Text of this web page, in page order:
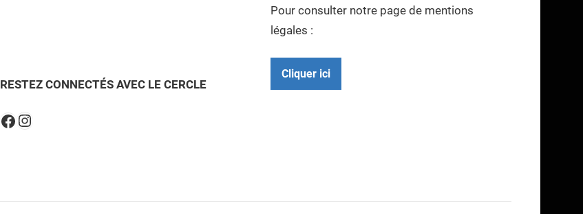
RESTEZ CONNECTÉS AVEC LE CERCLE
Facebook
Instagram
Pour consulter notre page de mentions
légales :
Cliquer ici